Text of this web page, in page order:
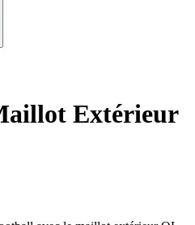
Extérieur